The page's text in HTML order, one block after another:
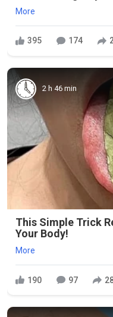
More
395 174
2 h 46 min
This Simple Trick
Your Body!
More
190 97